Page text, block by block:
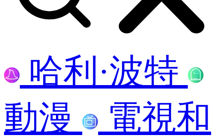
哈利·波特
動漫
電視和